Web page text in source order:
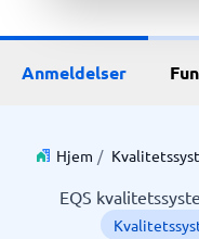
Anmeldelser
Hjem /
EQS